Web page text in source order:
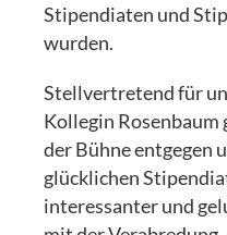
Stipendiaten und
wurden.
Stellvertretend für
Kollegin Rosenbaum
der Bühne entgegen
glücklichen
interessanter und